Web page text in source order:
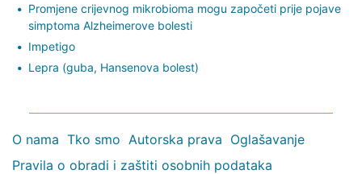
Promjene crijevnog mikrobioma mogu započeti prije pojave
simptoma Alzheimerove bolesti
Impetigo
Lepra (guba, Hansenova bolest)
O nama Tko smo Autorska prava Oglašavanje
Pravila o obradi i zaštiti osobnih podataka